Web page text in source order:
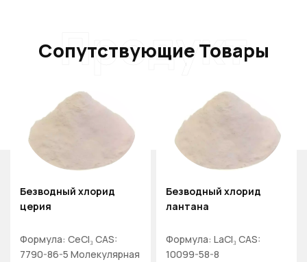
Сопутствующие Товары
Продукт
Безводный хлорид
церия
Формула: CeCl₃ CAS:
7790-86-5 Молекулярная
Безводный хлорид
лантана
Формула: LaCl₃ CAS:
10099-58-8